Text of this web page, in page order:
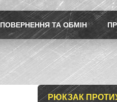
ПОВЕРНЕННЯ ТА ОБМІН
РЮКЗАК